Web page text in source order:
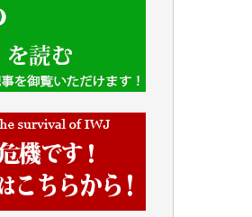
をいただいた方々